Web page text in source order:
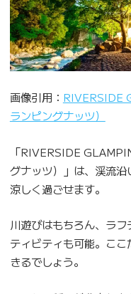
画像引用： RIVERSIDE
ランピングナッツ）
「RIVERSIDE
グナッツ）」は、渓流
涼しく過ごせます。
川遊びはもちろん、ラ
ティビティも可能。こ
きるでしょう。